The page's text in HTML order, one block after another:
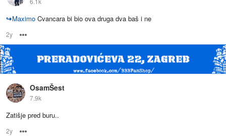
↪Maximo Cvancara bi bio ova druga dva baš i ne
2y
OsamŠest
7.9k
Zatišje pred buru..
2y